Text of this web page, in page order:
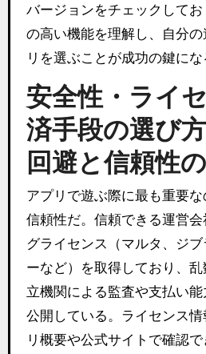
バージョンをチェックして
の高い機能を理解し、自分
リを選ぶことが成功の鍵にな
安全性・ライ
済手段の選び
回避と信頼性
アプリで遊ぶ際に最も重要な
信頼性だ。信頼できる運営
グライセンス（マルタ、ジ
ーなど）を取得しており、
立機関による監査や支払い
公開している。ライセンス
リ概要や公式サイトで確認